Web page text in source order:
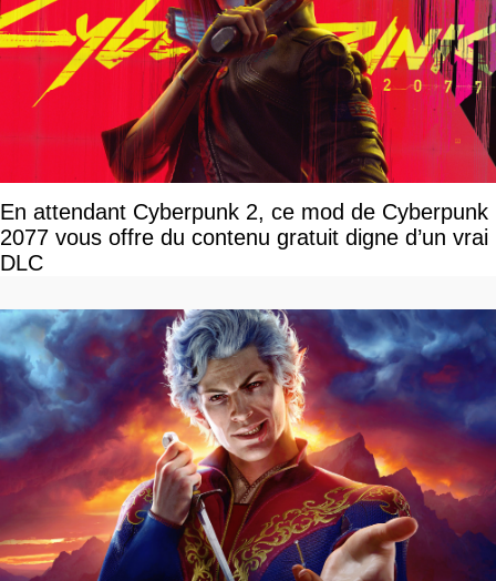
En attendant Cyberpunk 2, ce mod de Cyberpunk
2077 vous offre du contenu gratuit digne d’un vrai
DLC